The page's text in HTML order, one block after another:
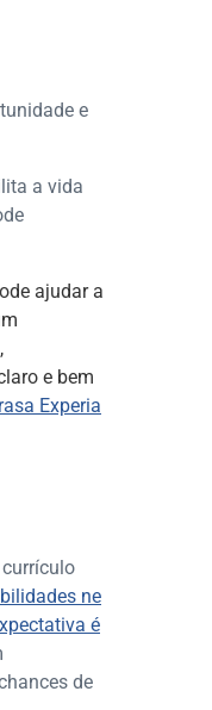
e
a vida
ajudar a
e bem
Experia
ne
é
de